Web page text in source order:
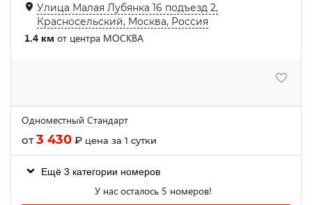
Улица Малая Лубянка 16 подъезд 2,
Красносельский, Москва, Россия
1.4 км от центра МОСКВА
Одноместный Стандарт
от3 430 ₽ цена за 1 сутки
Ещё 3 категории номеров
У нас осталось 5 номеров!